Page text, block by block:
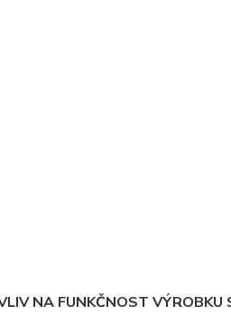
NA FUNKČNOST VÝROBKU